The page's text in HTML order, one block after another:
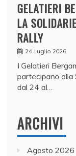
GELATIERI
LA
RALLY
24 Luglio 2026
I Gelatieri
partecipano alla
dal 24 al…
ARCHIVI
Agosto 2026